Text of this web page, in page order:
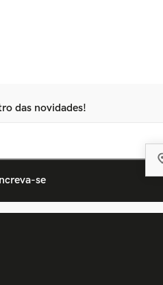
das novidades!